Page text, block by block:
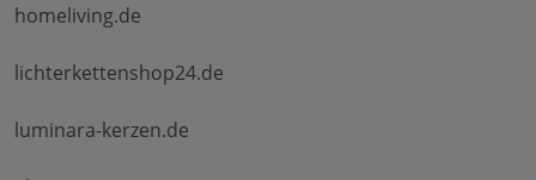
homeliving.de
lichterkettenshop24.de
luminara-kerzen.de